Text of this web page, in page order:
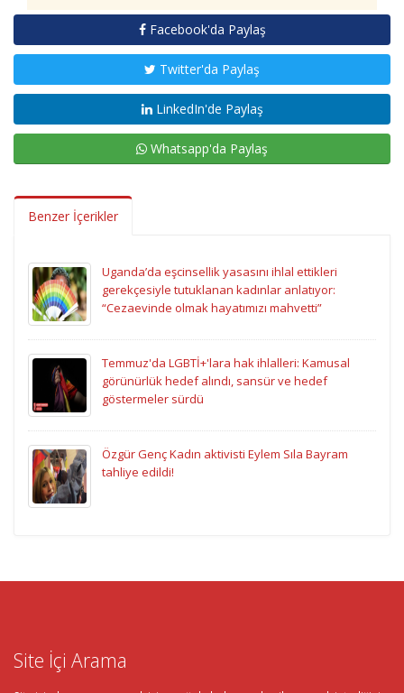
Facebook'da Paylaş
Twitter'da Paylaş
LinkedIn'de Paylaş
Whatsapp'da Paylaş
Benzer İçerikler
Uganda’da eşcinsellik yasasını ihlal ettikleri
gerekçesiyle tutuklanan kadınlar anlatıyor:
“Cezaevinde olmak hayatımızı mahvetti”
Temmuz'da LGBTİ+'lara hak ihlalleri: Kamusal
görünürlük hedef alındı, sansür ve hedef
göstermeler sürdü
Özgür Genç Kadın aktivisti Eylem Sıla Bayram
tahliye edildi!
Site İçi Arama